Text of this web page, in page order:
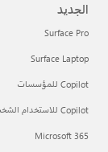
الجديد
Surface Pro
Surface Laptop
Copilot للمؤسسات
Copilot للاستخدام الشخصي
Microsoft 365